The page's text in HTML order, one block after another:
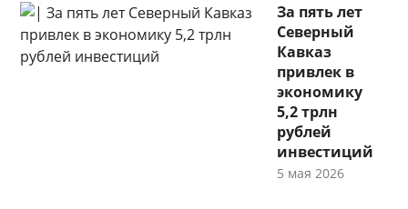
За пять лет
Северный
Кавказ
привлек в
экономику
5,2 трлн
рублей
инвестиций
5 мая 2026